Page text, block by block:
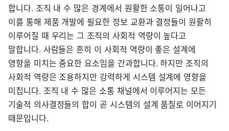
합니다. 조직 내 수 많은 경계에서 원활한 소통이 일어나고
이를 통해 제품 개발에 필요한 정보 교환과 결정들이 원활히
이루어질 때 우리는 그 조직의 사회적 역량이 높다고
말합니다. 사람들은 흔히 이 사회적 역량이 좋은 설계에
영향을 미치는 중요한 요소임을 간과합니다. 하지만 조직의
사회적 역량은 조용하지만 강력하게 시스템 설계에 영향을
미칩니다. 조직 내 수 많은 소통 채널에서 이루어지는 모든
기술적 의사결정들의 합이 곧 시스템의 설계 품질로 이어지기
때문입니다.